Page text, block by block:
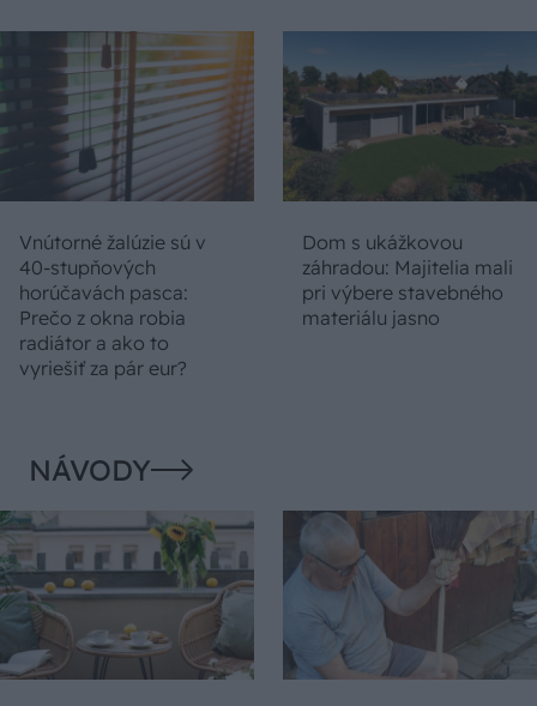
Vnútorné žalúzie sú v
40-stupňových
horúčavách pasca:
Prečo z okna robia
radiátor a ako to
vyriešiť za pár eur?
Dom s ukážkovou
záhradou: Majitelia mali
pri výbere stavebného
materiálu jasno
NÁVODY